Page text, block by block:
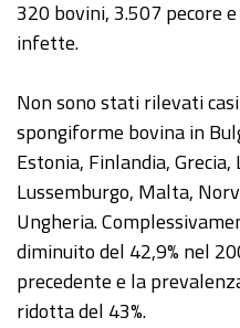
320 bovini, 3.507 pecore
infette.
Non sono stati rilevati
spongiforme bovina in
Estonia, Finlandia,
Lussemburgo, Malta,
Ungheria.
diminuito del 42,9% nel
precedente e la
ridotta del 43%.